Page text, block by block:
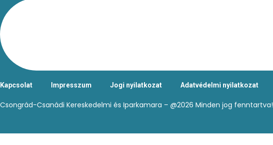
Kapcsolat Impresszum Jogi nyilatkozat Adatvédelmi nyilatkozat
Csongrád-Csanádi Kereskedelmi és Iparkamara – @2026 Minden jog fenntartva!